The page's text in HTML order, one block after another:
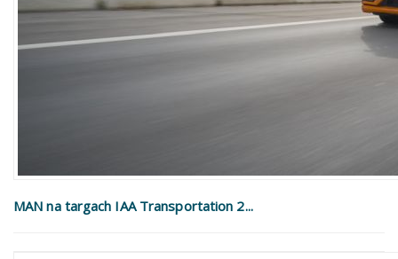
MAN na targach IAA Transportation 2...